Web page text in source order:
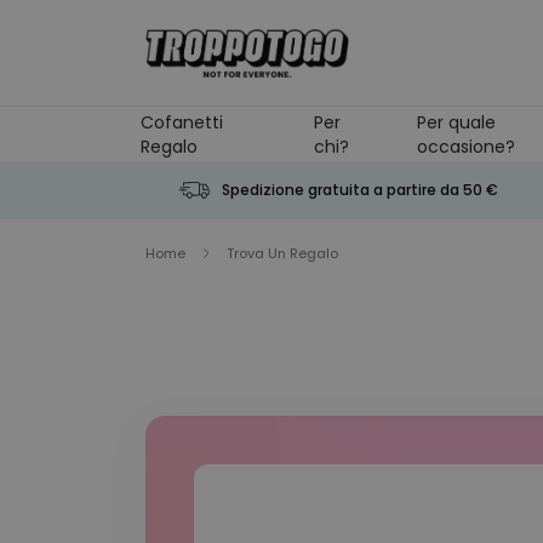
Cofanetti
Regalo
Per
chi?
Per quale
occasione?
Spedizione gratuita a partire da 50 €
Home Trova Un Regalo